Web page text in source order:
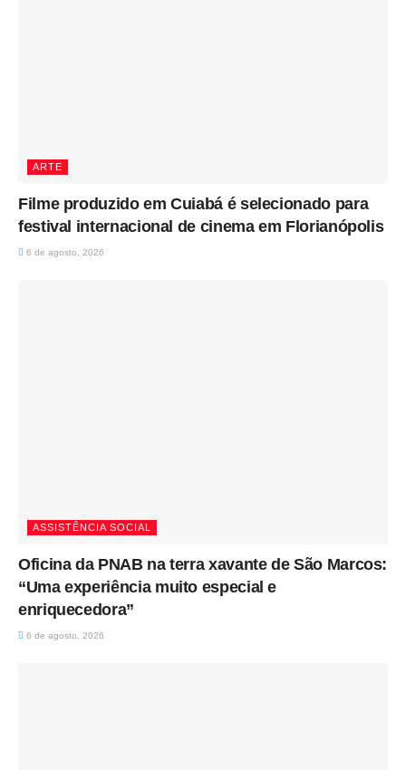
ARTE
Filme produzido em Cuiabá é selecionado para
festival internacional de cinema em Florianópolis
6 de agosto, 2026
ASSISTÊNCIA SOCIAL
Oficina da PNAB na terra xavante de São Marcos:
“Uma experiência muito especial e
enriquecedora”
6 de agosto, 2026